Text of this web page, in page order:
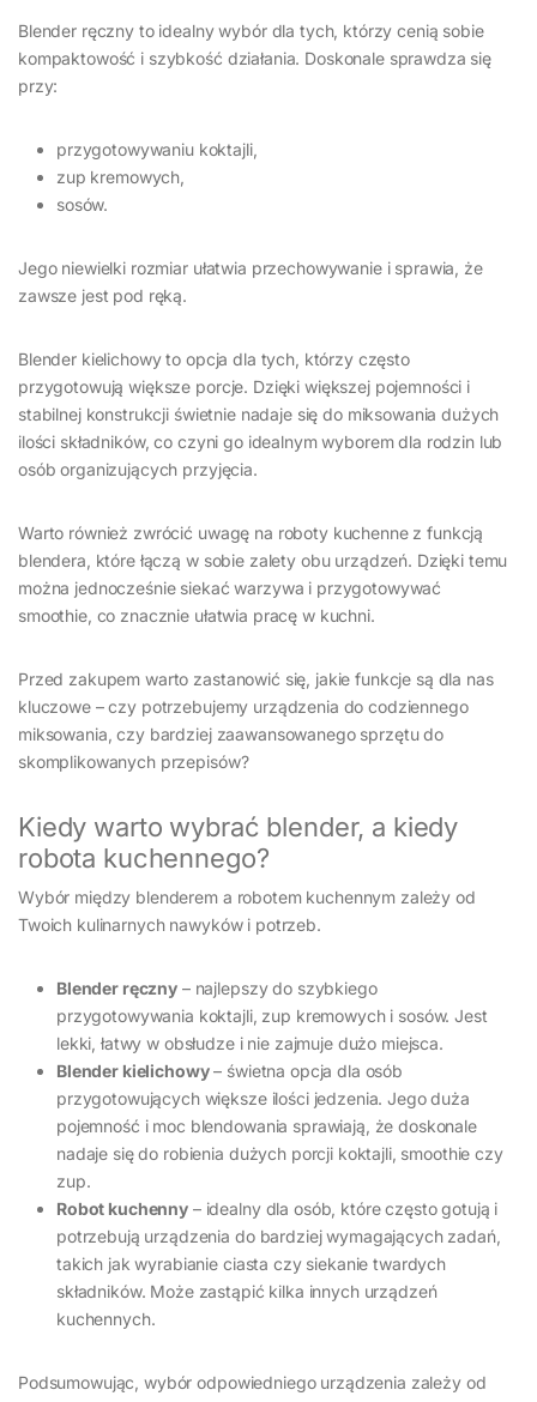
Blender ręczny to idealny wybór dla tych, którzy cenią sobie
kompaktowość i szybkość działania. Doskonale sprawdza się
przy:
przygotowywaniu koktajli,
zup kremowych,
sosów.
Jego niewielki rozmiar ułatwia przechowywanie i sprawia, że
zawsze jest pod ręką.
Blender kielichowy to opcja dla tych, którzy często
przygotowują większe porcje. Dzięki większej pojemności i
stabilnej konstrukcji świetnie nadaje się do miksowania dużych
ilości składników, co czyni go idealnym wyborem dla rodzin lub
osób organizujących przyjęcia.
Warto również zwrócić uwagę na roboty kuchenne z funkcją
blendera, które łączą w sobie zalety obu urządzeń. Dzięki temu
można jednocześnie siekać warzywa i przygotowywać
smoothie, co znacznie ułatwia pracę w kuchni.
Przed zakupem warto zastanowić się, jakie funkcje są dla nas
kluczowe – czy potrzebujemy urządzenia do codziennego
miksowania, czy bardziej zaawansowanego sprzętu do
skomplikowanych przepisów?
Kiedy warto wybrać blender, a kiedy
robota kuchennego?
Wybór między blenderem a robotem kuchennym zależy od
Twoich kulinarnych nawyków i potrzeb.
Blender ręczny – najlepszy do szybkiego
przygotowywania koktajli, zup kremowych i sosów. Jest
lekki, łatwy w obsłudze i nie zajmuje dużo miejsca.
Blender kielichowy– świetna opcja dla osób
przygotowujących większe ilości jedzenia. Jego duża
pojemność i moc blendowania sprawiają, że doskonale
nadaje się do robienia dużych porcji koktajli, smoothie czy
zup.
Robot kuchenny – idealny dla osób, które często gotują i
potrzebują urządzenia do bardziej wymagających zadań,
takich jak wyrabianie ciasta czy siekanie twardych
składników. Może zastąpić kilka innych urządzeń
kuchennych.
Podsumowując, wybór odpowiedniego urządzenia zależy od